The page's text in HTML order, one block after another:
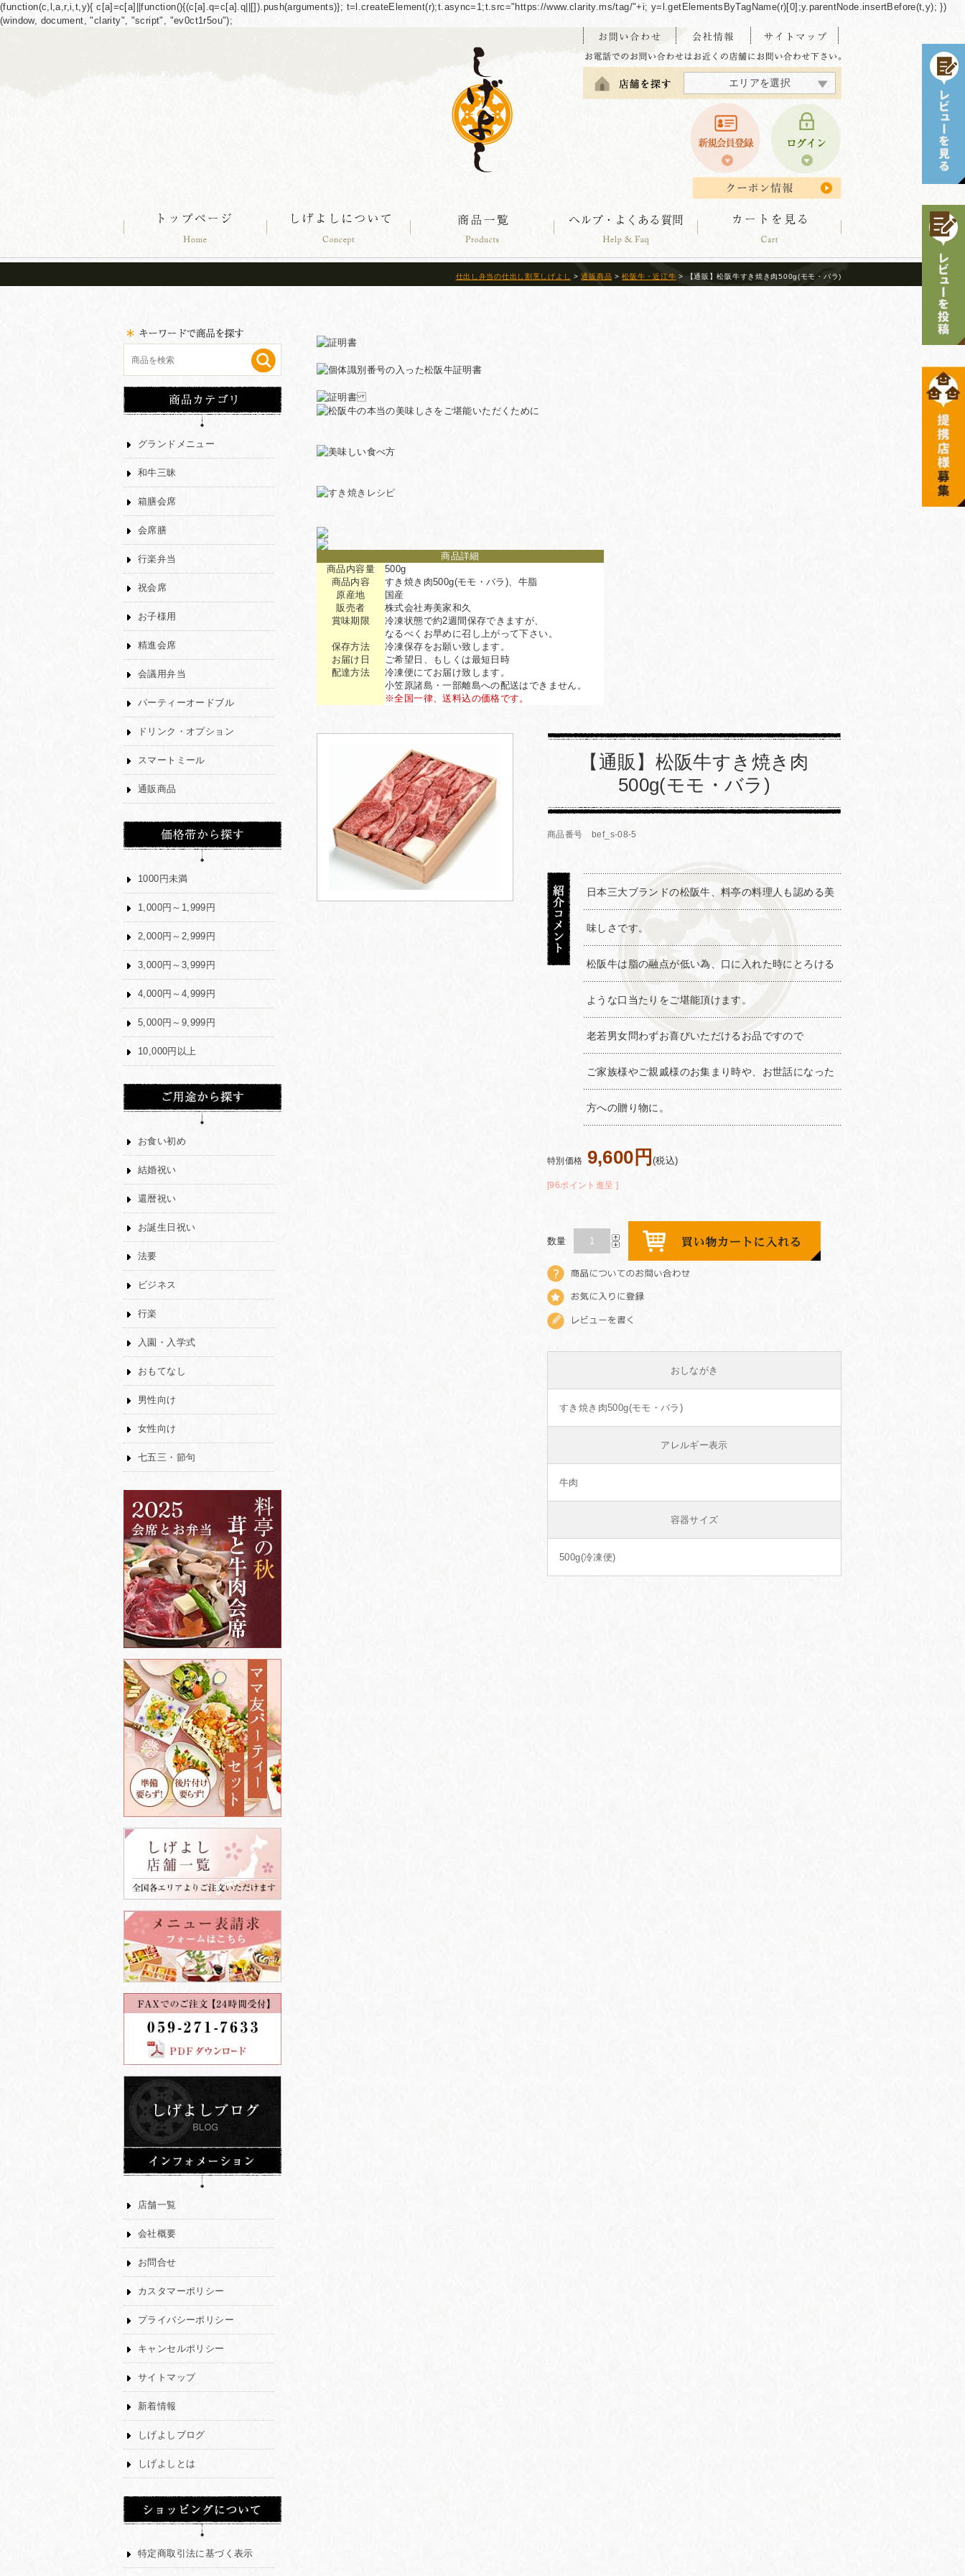
(function(c,l,a,r,i,t,y){ c[a]=c[a]||function(){(c[a].q=c[a].q||[]).push(arguments)}; t=l.createElement(r);t.async=1;t.src="https://www.clarity.ms/tag/"+i; y=l.getElementsByTagName(r)[0];y.parentNode.insertBefore(t,y); })
(window, document, "clarity", "script", "ev0ct1r5ou");
エリアを選択
北海道エリア
東北エリア
関東エリア
東海・北陸エリア
関西エリア
中四国エリア
九州エリア
沖縄エリア
仕出し弁当の仕出し割烹しげよし >通販商品 >松阪牛・近江牛 > 【通販】松阪牛すき焼き肉500g(モモ・バラ)
グランドメニュー
和牛三昧
箱膳会席
会席膳
行楽弁当
祝会席
お子様用
精進会席
会議用弁当
パーティーオードブル
ドリンク・オプション
スマートミール
通販商品
1000円未満
1,000円～1,999円
2,000円～2,999円
3,000円～3,999円
4,000円～4,999円
5,000円～9,999円
10,000円以上
お食い初め
結婚祝い
還暦祝い
お誕生日祝い
法要
ビジネス
行楽
入園・入学式
おもてなし
男性向け
女性向け
七五三・節句
店舗一覧
会社概要
お問合せ
カスタマーポリシー
プライバシーポリシー
キャンセルポリシー
サイトマップ
新着情報
しげよしブログ
しげよしとは
特定商取引法に基づく表示
商品詳細
商品内容量
500g
商品内容
すき焼き肉500g(モモ・バラ)、牛脂
原産地
国産
販売者
株式会社寿美家和久
賞味期限
冷凍状態で約2週間保存できますが、
なるべくお早めに召し上がって下さい。
保存方法
冷凍保存をお願い致します。
お届け日
ご希望日、もしくは最短日時
配達方法
冷凍便にてお届け致します。
小笠原諸島・一部離島への配送はできません。
※全国一律、送料込の価格です。
【通販】松阪牛すき焼き肉
500g(モモ・バラ)
商品番号 bef_s-08-5
日本三大ブランドの松阪牛、料亭の料理人も認める美
味しさです。
松阪牛は脂の融点が低い為、口に入れた時にとろける
ような口当たりをご堪能頂けます。
老若男女問わずお喜びいただけるお品ですので
ご家族様やご親戚様のお集まり時や、お世話になった
方への贈り物に。
特別価格 9,600円 (税込)
[96ポイント進呈 ]
数量
おしながき
すき焼き肉500g(モモ・バラ)
アレルギー表示
牛肉
容器サイズ
500g(冷凍便)